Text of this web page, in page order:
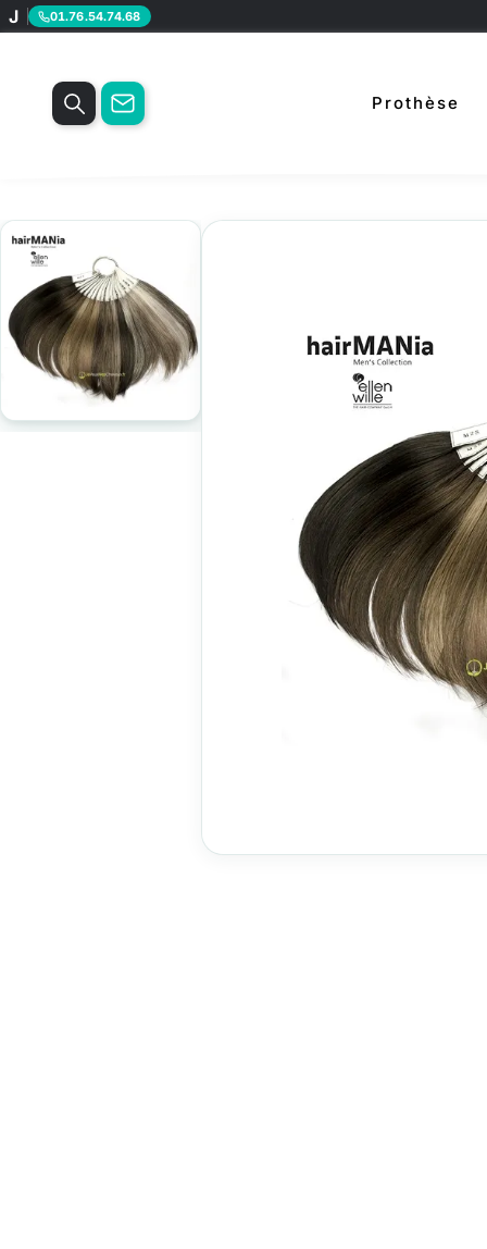
J 01.76.54.74.68
Prothèse